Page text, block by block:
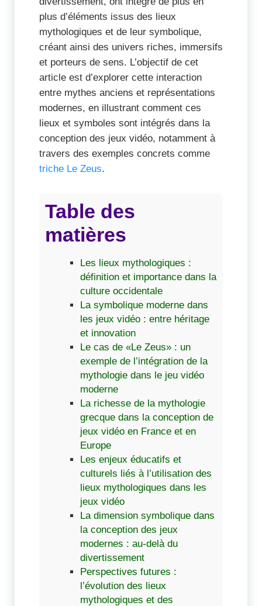
plus d’éléments issus des lieux
mythologiques et de leur symbolique,
créant ainsi des univers riches, immersifs
et porteurs de sens. L’objectif de cet
article est d’explorer cette interaction
entre mythes anciens et représentations
modernes, en illustrant comment ces
lieux et symboles sont intégrés dans la
conception des jeux vidéo, notamment à
travers des exemples concrets comme
triche Le Zeus.
Table des
matières
Les lieux mythologiques :
définition et importance dans la
culture occidentale
La symbolique moderne dans
les jeux vidéo : entre héritage
et innovation
Le cas de «Le Zeus» : un
exemple de l’intégration de la
mythologie dans le jeu vidéo
moderne
La richesse de la mythologie
grecque dans la conception de
jeux vidéo en France et en
Europe
Les enjeux éducatifs et
culturels liés à l’utilisation des
lieux mythologiques dans les
jeux vidéo
La dimension symbolique dans
la conception des jeux
modernes : au-delà du
divertissement
Perspectives futures :
l’évolution des lieux
mythologiques et des